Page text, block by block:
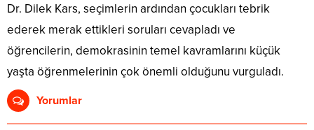
Dr. Dilek Kars, seçimlerin ardından çocukları tebrik
ederek merak ettikleri soruları cevapladı ve
öğrencilerin, demokrasinin temel kavramlarını küçük
yaşta öğrenmelerinin çok önemli olduğunu vurguladı.
Yorumlar